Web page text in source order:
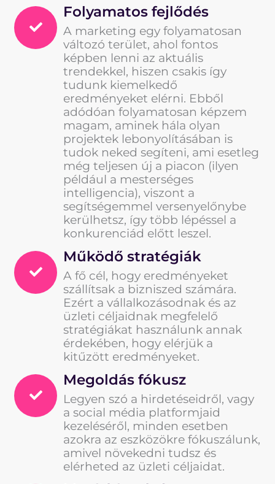
Folyamatos fejlődés
A marketing egy folyamatosan
változó terület, ahol fontos
képben lenni az aktuális
trendekkel, hiszen csakis így
tudunk kiemelkedő
eredményeket elérni. Ebből
adódóan folyamatosan képzem
magam, aminek hála olyan
projektek lebonyolításában is
tudok neked segíteni, ami esetleg
még teljesen új a piacon (ilyen
például a mesterséges
intelligencia), viszont a
segítségemmel versenyelőnybe
kerülhetsz, így több lépéssel a
konkurenciád előtt leszel.
Működő stratégiák
A fő cél, hogy eredményeket
szállítsak a bizniszed számára.
Ezért a vállalkozásodnak és az
üzleti céljaidnak megfelelő
stratégiákat használunk annak
érdekében, hogy elérjük a
kitűzött eredményeket.
Megoldás fókusz
Legyen szó a hirdetéseidről, vagy
a social média platformjaid
kezeléséről, minden esetben
azokra az eszközökre fókuszálunk,
amivel növekedni tudsz és
elérheted az üzleti céljaidat.